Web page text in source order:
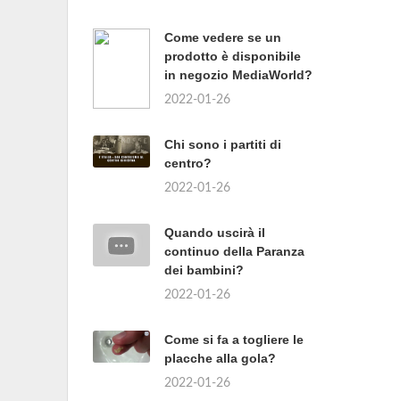
Come vedere se un
prodotto è disponibile
in negozio MediaWorld?
2022-01-26
Chi sono i partiti di
centro?
2022-01-26
Quando uscirà il
continuo della Paranza
dei bambini?
2022-01-26
Come si fa a togliere le
placche alla gola?
2022-01-26